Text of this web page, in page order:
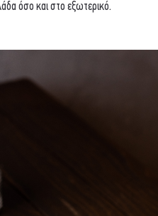
όσο και στο εξωτερικό.